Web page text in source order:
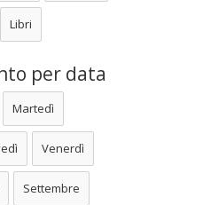
Libri
per data
Martedì
Venerdì
Settembre